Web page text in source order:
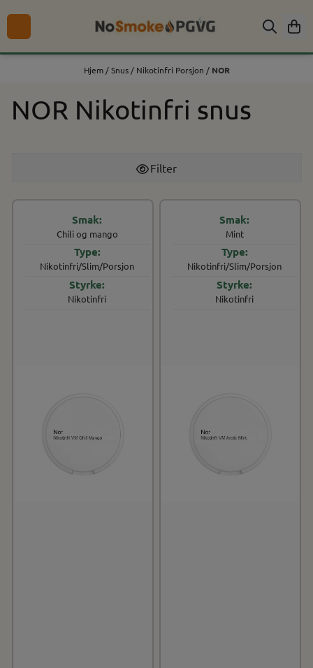
Hopp til innhold
Hjem /Snus / Nikotinfri Porsjon / NOR
NOR Nikotinfri snus
Filter
Chili og mango
Nikotinfri/Slim/Porsjon
Nikotinfri
Mint
Nikotinfri/Slim/Porsjon
Nikotinfri